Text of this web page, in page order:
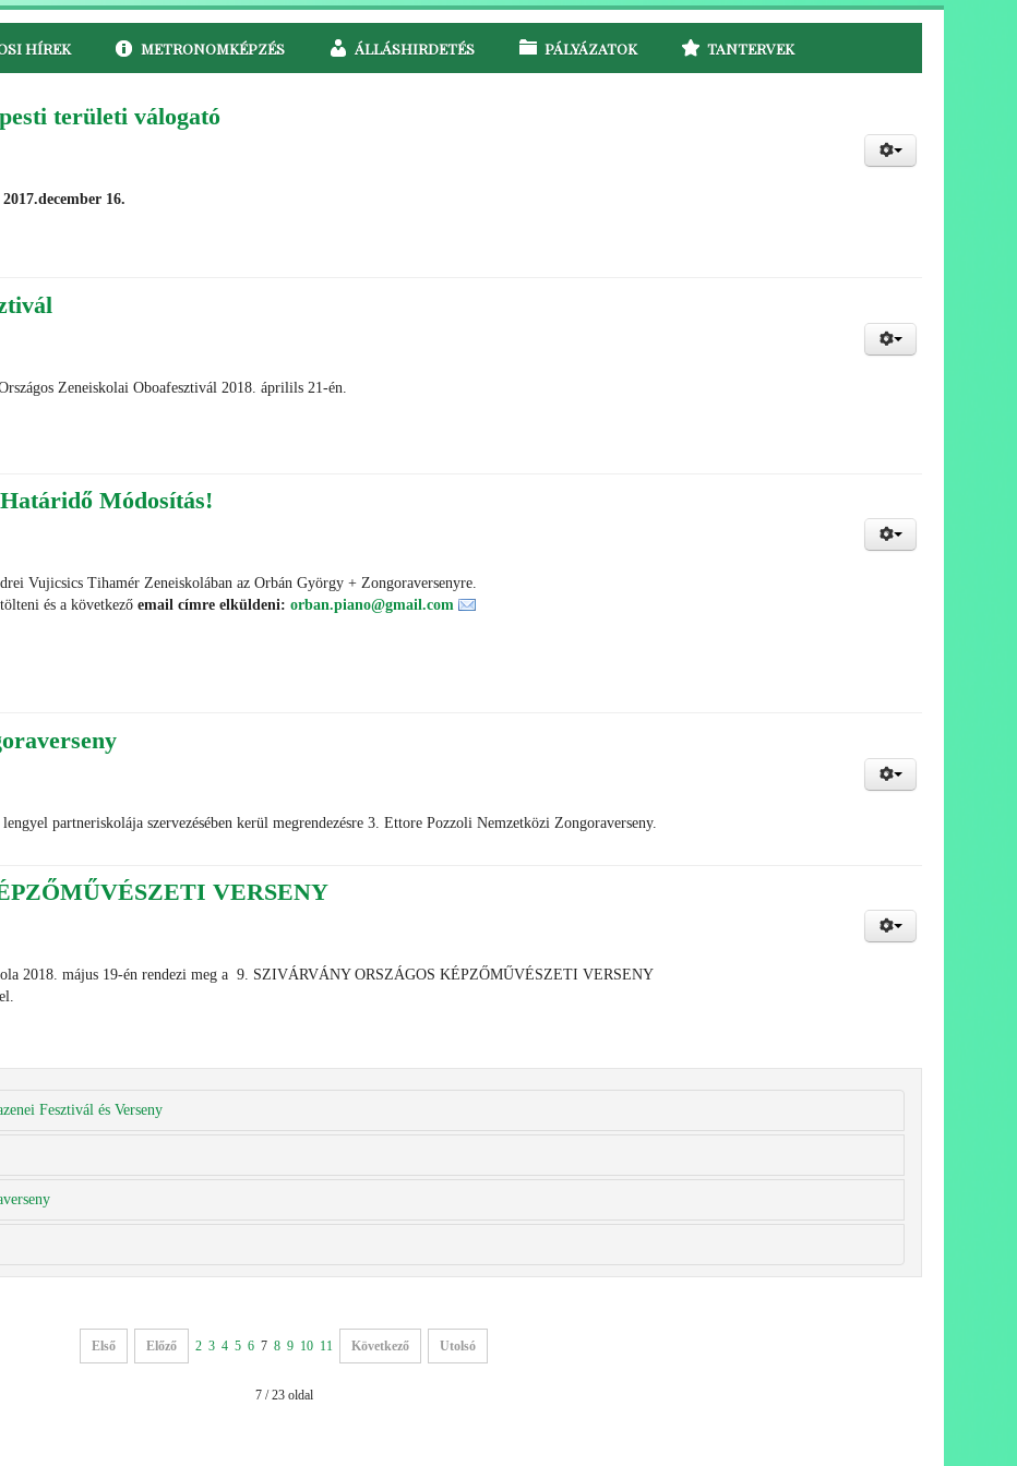
HÍREK METRONOMKÉPZÉS ÁLLÁSHIRDETÉS PÁLYÁZATOK TANTERVEK
területi válogató
16.
Zeneiskolai Oboafesztivál 2018. áprilils 21-én.
Módosítás!
Vujicsics Tihamér Zeneiskolában az Orbán György + Zongoraversenyre.
és a következő email címre elküldeni: orban.piano@gmail.com
partneriskolája szervezésében kerül megrendezésre 3. Ettore Pozzoli Nemzetközi Zongoraverseny.
VERSENY
2018. május 19-én rendezi meg a 9. SZIVÁRVÁNY ORSZÁGOS KÉPZŐMŰVÉSZETI VERSENY
Fesztivál és Verseny
Első Előző 2 3 4 5 6 7 8 9 10 11 Következő Utolsó
7 / 23 oldal